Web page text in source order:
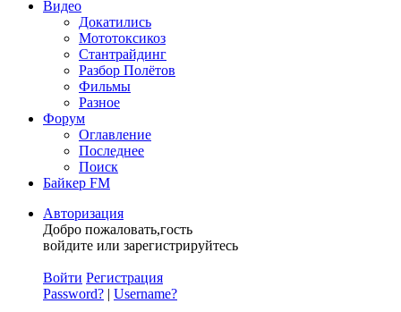
Видео
Докатились
Мототоксикоз
Стантрайдинг
Разбор Полётов
Фильмы
Разное
Форум
Оглавление
Последнее
Поиск
Байкер FM
Авторизация
Добро пожаловать,гость
войдите или зарегистрируйтесь
Войти Регистрация
Password? | Username?